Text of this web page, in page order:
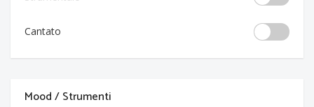
Cantato
Mood / Strumenti